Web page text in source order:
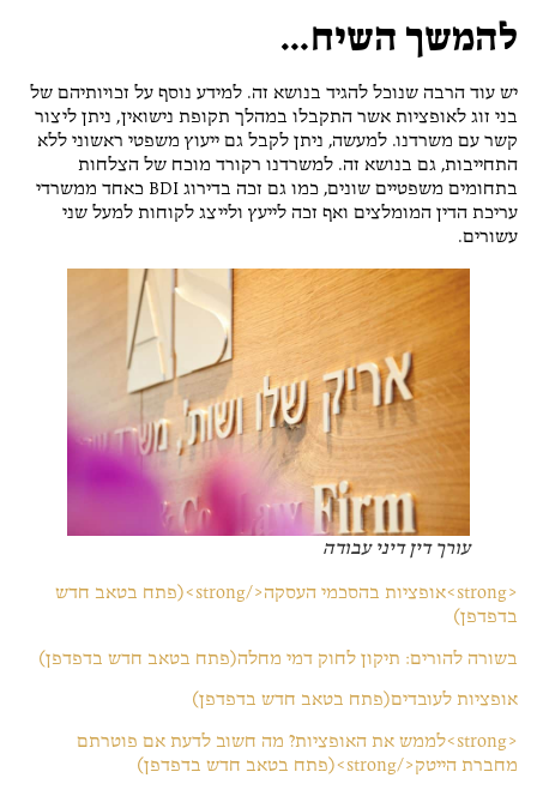
להמשך השיח…
יש עוד הרבה שנוכל להגיד בנושא זה. למידע נוסף על זכויותיהם של
בני זוג לאופציות אשר התקבלו במהלך תקופת נישואין, ניתן ליצור
קשר עם משרדנו. למעשה, ניתן לקבל גם ייעוץ משפטי ראשוני ללא
התחייבות, גם בנושא זה. למשרדנו רקורד מוכח של הצלחות
בתחומים משפטיים שונים, כמו גם זכה בדירוג BDI כאחד ממשרדי
עריכת הדין המומלצים ואף זכה לייעץ ולייצג לקוחות למעל שני
עשורים.
עורך דין דיני עבודה
<strong>אופציות בהסכמי העסקה</strong>(פתח בטאב חדש
בדפדפן)
בשורה להורים: תיקון לחוק דמי מחלה(פתח בטאב חדש בדפדפן)
אופציות לעובדים(פתח בטאב חדש בדפדפן)
<strong>לממש את האופציות? מה חשוב לדעת אם פוטרתם
מחברת הייטק</strong>(פתח בטאב חדש בדפדפן)